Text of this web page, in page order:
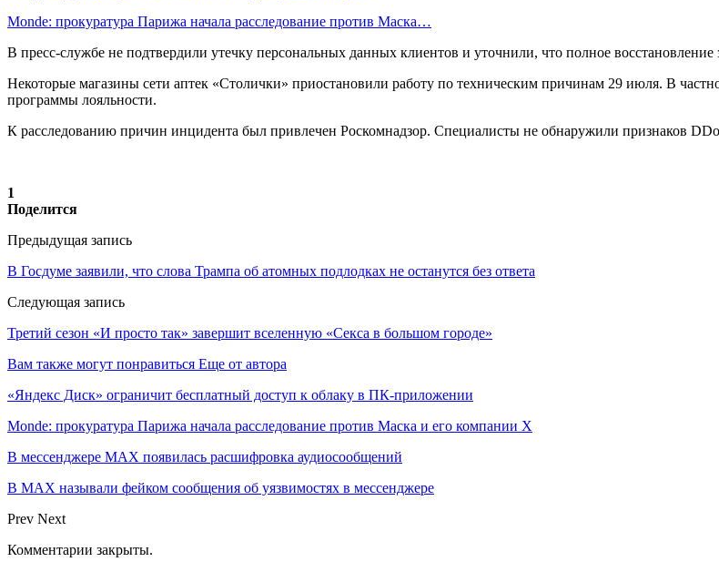
Monde: прокуратура Парижа начала расследование против Маска…
В пресс-службе не подтвердили утечку персональных данных клиентов и уточнили, что полное
Некоторые магазины сети аптек «Столички» приостановили работу по техническим причинам 29 июля. В
программы лояльности.
К расследованию причин инцидента был привлечен Роскомнадзор. Специалисты не обнаружили признаков
1
Поделится
Предыдущая запись
В Госдуме заявили, что слова Трампа об атомных подлодках не останутся без ответа
Следующая запись
Третий сезон «И просто так» завершит вселенную «Секса в большом городе»
Вам также могут понравиться Еще от автора
«Яндекс Диск» ограничит бесплатный доступ к облаку в ПК-приложении
Monde: прокуратура Парижа начала расследование против Маска и его компании X
В мессенджере MAX появилась расшифровка аудиосообщений
В МAX называли фейком сообщения об уязвимостях в мессенджере
Prev Next
Комментарии закрыты.